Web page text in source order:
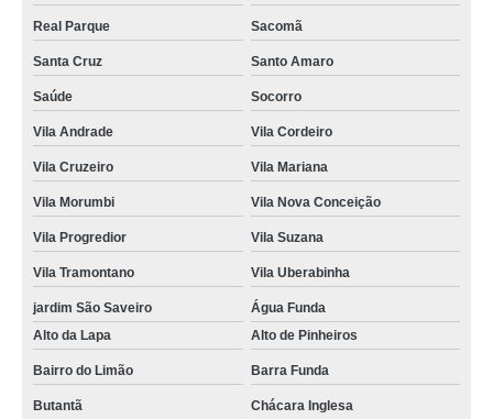
Real Parque Sacomã
Santa Cruz Santo Amaro
Saúde Socorro
Vila Andrade Vila Cordeiro
Vila Cruzeiro Vila Mariana
Vila Morumbi Vila Nova Conceição
Vila Progredior Vila Suzana
Vila Tramontano Vila Uberabinha
jardim São Saveiro
Água Funda
Alto da Lapa
Alto de Pinheiros
Bairro do Limão Barra Funda
Butantã Chácara Inglesa